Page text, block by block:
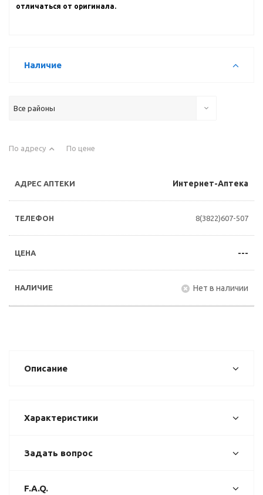
отличаться от оригинала.
Наличие
Все районы
По адресу По цене
Интернет-Аптека
8(3822)607-507
---
Нет в наличии
Описание
Характеристики
Задать вопрос
F.A.Q.